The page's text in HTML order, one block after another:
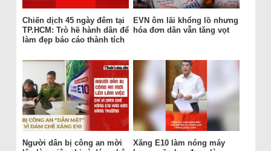
Chiến dịch 45 ngày đêm tại
TP.HCM: Trò hề hành dân để
làm đẹp báo cáo thành tích
EVN ôm lãi khổng lồ nhưng
hóa đơn dân vẫn tăng vọt
Người dân bị công an mời
Xăng E10 làm nóng máy